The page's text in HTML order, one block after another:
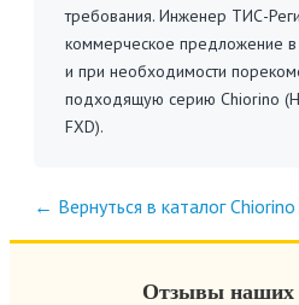
требования. Инженер ТИС-
коммерческое предложение
и при необходимости
подходящую серию Chiorino
FXD).
← Вернуться в каталог Chiorino
Отзывы наших